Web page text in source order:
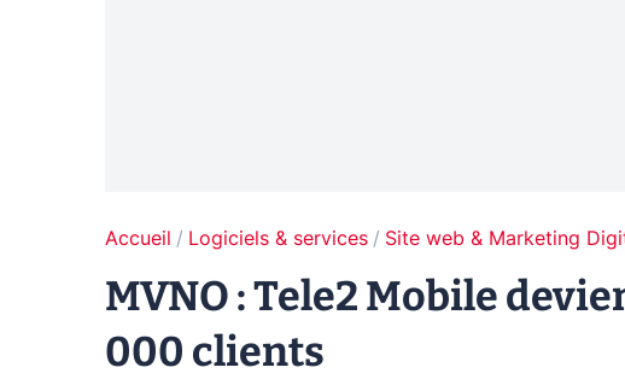
Accueil Logiciels & services Site web & Marketing
MVNO : Tele2 Mobile
000 clients